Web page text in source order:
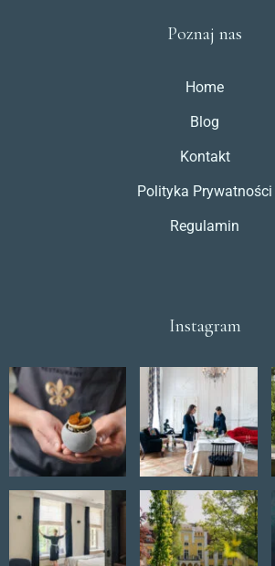
Poznaj nas
Home
Blog
Kontakt
Polityka Prywatności
Regulamin
Instagram